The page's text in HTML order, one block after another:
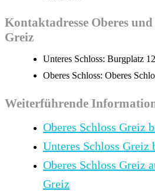
Kontaktadresse Oberes
Greiz
Unteres Schloss‎: Burgplatz
Oberes Schloss: Oberes
Weiterführende
Oberes Schloss Greiz
Unteres Schloss Greiz
Oberes Schloss Greiz
Greiz